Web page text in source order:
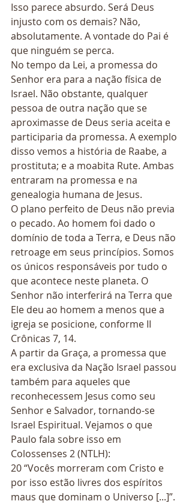
Isso parece absurdo. Será Deus
injusto com os demais? Não,
absolutamente. A vontade do Pai é
que ninguém se perca.
No tempo da Lei, a promessa do
Senhor era para a nação física de
Israel. Não obstante, qualquer
pessoa de outra nação que se
aproximasse de Deus seria aceita e
participaria da promessa. A exemplo
disso vemos a história de Raabe, a
prostituta; e a moabita Rute. Ambas
entraram na promessa e na
genealogia humana de Jesus.
O plano perfeito de Deus não previa
o pecado. Ao homem foi dado o
domínio de toda a Terra, e Deus não
retroage em seus princípios. Somos
os únicos responsáveis por tudo o
que acontece neste planeta. O
Senhor não interferirá na Terra que
Ele deu ao homem a menos que a
igreja se posicione, conforme II
Crônicas 7, 14.
A partir da Graça, a promessa que
era exclusiva da Nação Israel passou
também para aqueles que
reconhecessem Jesus como seu
Senhor e Salvador, tornando-se
Israel Espiritual. Vejamos o que
Paulo fala sobre isso em
Colossenses 2 (NTLH):
20 “Vocês morreram com Cristo e
por isso estão livres dos espíritos
maus que dominam o Universo [...]”.